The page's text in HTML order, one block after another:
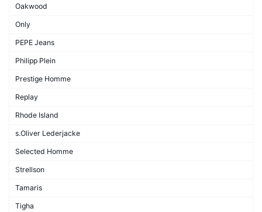
Oakwood
Only
PEPE Jeans
Philipp Plein
Prestige Homme
Replay
Rhode Island
s.Oliver Lederjacke
Selected Homme
Strellson
Tamaris
Tigha